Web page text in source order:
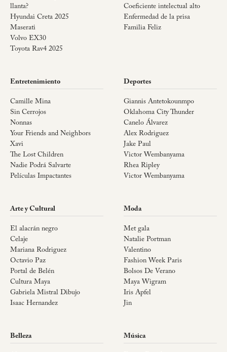
llanta?
Hyundai Creta 2025
Maserati
Volvo EX30
Toyota Rav4 2025
Coeficiente intelectual alto
Enfermedad de la prisa
Familia Feliz
Entretenimiento
Camille Mina
Sin Cerrojos
Nonnas
Your Friends and Neighbors
Xavi
The Lost Children
Nadie Podrá Salvarte
Películas Impactantes
Deportes
Giannis Antetokounmpo
Oklahoma City Thunder
Canelo Álvarez
Alex Rodriguez
Jake Paul
Victor Wembanyama
Rhea Ripley
Victor Wembanyama
Arte y Cultural
El alacrán negro
Celaje
Mariana Rodriguez
Octavio Paz
Portal de Belén
Cultura Maya
Gabriela Mistral Dibujo
Isaac Hernandez
Moda
Met gala
Natalie Portman
Valentino
Fashion Week Paris
Bolsos De Verano
Maya Wigram
Iris Apfel
Jin
Belleza Música